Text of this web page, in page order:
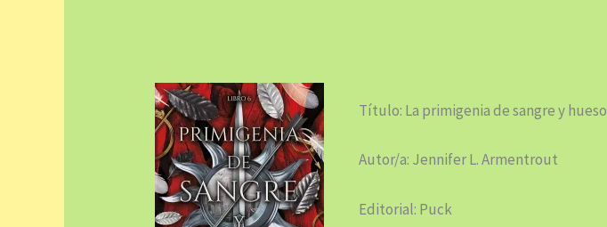
Título: La primigenia de sangre y hueso
Autor/a: Jennifer L. Armentrout
Editorial: Puck